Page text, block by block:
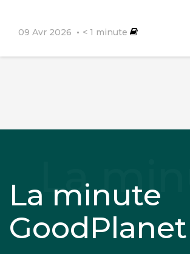
09 Avr 2026 < 1 minute
La minute
GoodPlanet